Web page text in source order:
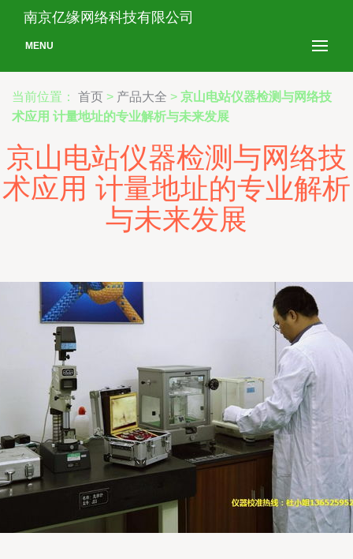
南京亿缘网络科技有限公司
MENU
当前位置： 首页 > 产品大全 > 京山电站仪器检测与网络技
术应用 计量地址的专业解析与未来发展
京山电站仪器检测与网络技
术应用 计量地址的专业解析
与未来发展